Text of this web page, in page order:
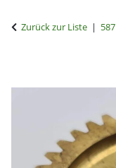
Zurück zur Liste 587